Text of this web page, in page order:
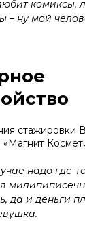
комиксы,
– ну мой
стажировки
«Магнит
надо где-
да и деньги